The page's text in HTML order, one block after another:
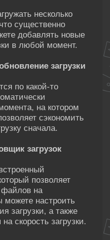
несколько
существенно
добавлять новые
в любой момент.
загрузки
по какой-то
на котором
сэкономить
сначала.
загрузок
позволяет
файлов на
настроить
загрузки, а также
скорость загрузки.